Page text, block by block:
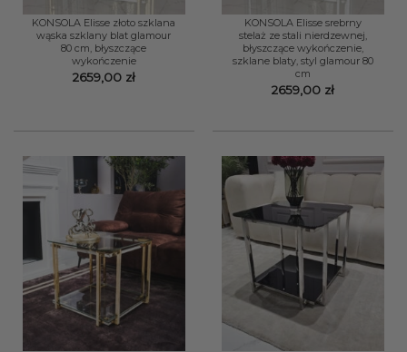
KONSOLA Elisse złoto szklana
wąska szklany blat glamour
80 cm, błyszczące
wykończenie
2659,00 zł
KONSOLA Elisse srebrny
stelaż ze stali nierdzewnej,
błyszczące wykończenie,
szklane blaty, styl glamour 80
cm
2659,00 zł